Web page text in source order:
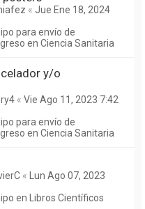
« Jue Ene 18, 2024
para envío de
en Ciencia Sanitaria
y/o
« Vie Ago 11, 2023 7:42
para envío de
en Ciencia Sanitaria
« Lun Ago 07, 2023
en Libros Científicos